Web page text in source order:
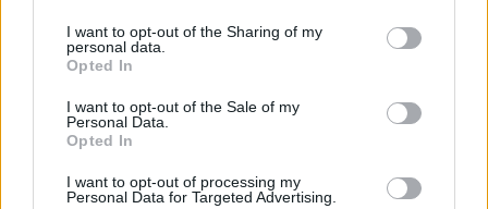
I want to opt-out of the Sharing of my
personal data.
Opted In
I want to opt-out of the Sale of my
Personal Data.
Opted In
I want to opt-out of processing my
Personal Data for Targeted Advertising.
Esim for Global
Esim for USA|Esim for Italy| Esim for Spain|Esim